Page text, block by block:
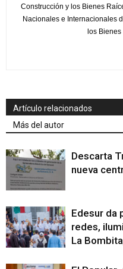
Construcción y los Bienes
Nacionales e Internacionales
los Bienes
Artículo relacionados
Más del autor
Descarta
nueva
Edesur da
redes,
La